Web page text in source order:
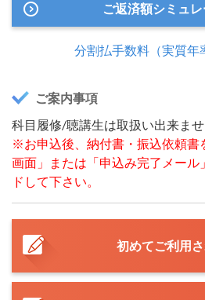
ご返済額シミュ
分割払手数料（実質年
ご案内事項
科目履修/聴講生は取扱い出来ませ
※お申込後、納付書・振込依頼書
画面」または「申込み完了メール
ドして下さい。
初めてご利用